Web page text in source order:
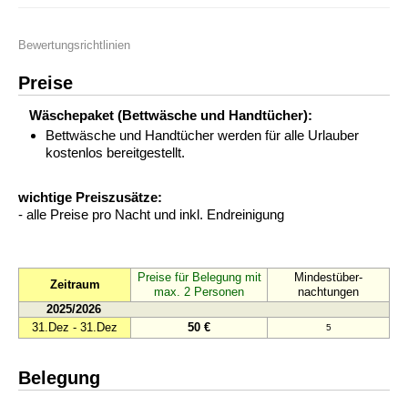
Bewertungsrichtlinien
Preise
Wäschepaket (Bettwäsche und Handtücher):
Bettwäsche und Handtücher werden für alle Urlauber
kostenlos bereitgestellt.
wichtige Preiszusätze:
- alle Preise pro Nacht und inkl. Endreinigung
Zeitraum
Preise für Belegung mit
max. 2 Personen
Mindestüber-
nachtungen
2025/2026
31.Dez - 31.Dez
50 € 5
Belegung